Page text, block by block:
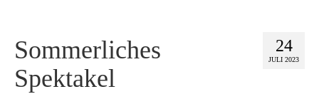
24
JULI 2023
Sommerliches
Spektakel